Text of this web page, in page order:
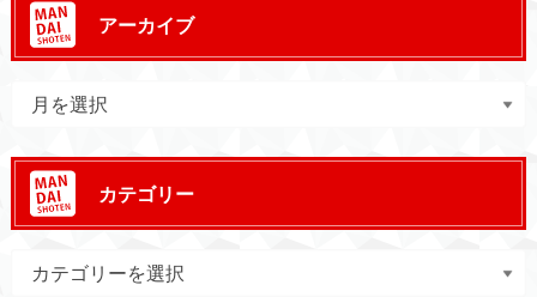
アーカイブ
カテゴリー